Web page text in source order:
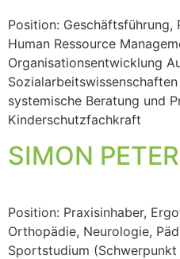
Position: Geschäftsführung,
Human Ressource
Organisationsentwicklung
systemische Beratung und
Kinderschutzfachkraft
SIMON
Position: Praxisinhaber,
Orthopädie, Neurologie,
Sportstudium